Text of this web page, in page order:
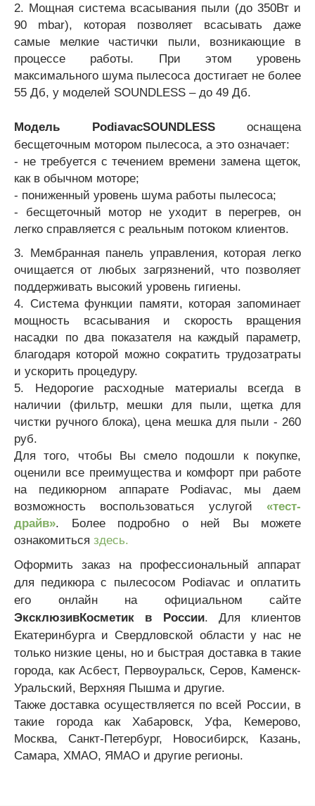
2. Мощная система всасывания пыли (до 350Вт и
90 mbar), которая позволяет всасывать даже
самые мелкие частички пыли, возникающие в
процессе работы. При этом уровень
максимального шума пылесоса достигает не более
55 Дб, у моделей SOUNDLESS – до 49 Дб.
Модель PodiavacSOUNDLESSоснащена
бесщеточным мотором пылесоса, а это означает:
- не требуется с течением времени замена щеток,
как в обычном моторе;
- пониженный уровень шума работы пылесоса;
- бесщеточный мотор не уходит в перегрев, он
легко справляется с реальным потоком клиентов.
3. Мембранная панель управления, которая легко
очищается от любых загрязнений, что позволяет
поддерживать высокий уровень гигиены.
4. Система функции памяти, которая запоминает
мощность всасывания и скорость вращения
насадки по два показателя на каждый параметр,
благодаря которой можно сократить трудозатраты
и ускорить процедуру.
5. Недорогие расходные материалы всегда в
наличии (фильтр, мешки для пыли, щетка для
чистки ручного блока), цена мешка для пыли - 260
руб.
Для того, чтобы Вы смело подошли к покупке,
оценили все преимущества и комфорт при работе
на педикюрном аппарате Podiavac, мы даем
возможность воспользоваться услугой «тест-
драйв». Более подробно о ней Вы можете
ознакомиться здесь.
Оформить заказ на профессиональный аппарат
для педикюра с пылесосом Podiavac и оплатить
его онлайн на официальном сайте
ЭксклюзивКосметик в России. Для клиентов
Екатеринбурга и Свердловской области у нас не
только низкие цены, но и быстрая доставка в такие
города, как Асбест, Первоуральск, Серов, Каменск-
Уральский, Верхняя Пышма и другие.
Также доставка осуществляется по всей России, в
такие города как Хабаровск, Уфа, Кемерово,
Москва, Санкт-Петербург, Новосибирск, Казань,
Самара, ХМАО, ЯМАО и другие регионы.